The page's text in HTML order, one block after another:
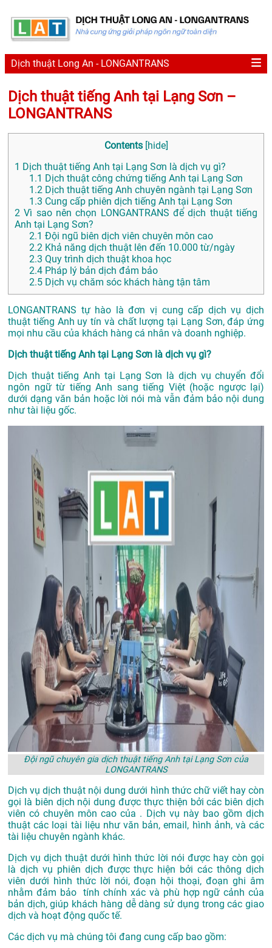
Dịch thuật Long An - LONGANTRANS
Dịch thuật tiếng Anh tại Lạng Sơn –
LONGANTRANS
Contents [hide]
1 Dịch thuật tiếng Anh tại Lạng Sơn là dịch vụ gì?
1.1 Dịch thuật công chứng tiếng Anh tại Lạng Sơn
1.2 Dịch thuật tiếng Anh chuyên ngành tại Lạng Sơn
1.3 Cung cấp phiên dịch tiếng Anh tại Lạng Sơn
2 Vì sao nên chọn LONGANTRANS để dịch thuật tiếng
Anh tại Lạng Sơn?
2.1 Đội ngũ biên dịch viên chuyên môn cao
2.2 Khả năng dịch thuật lên đến 10.000 từ/ngày
2.3 Quy trình dịch thuật khoa học
2.4 Pháp lý bản dịch đảm bảo
2.5 Dịch vụ chăm sóc khách hàng tận tâm
LONGANTRANS tự hào là đơn vị cung cấp dịch vụ dịch
thuật tiếng Anh uy tín và chất lượng tại Lạng Sơn, đáp ứng
mọi nhu cầu của khách hàng cá nhân và doanh nghiệp.
Dịch thuật tiếng Anh tại Lạng Sơn là dịch vụ gì?
Dịch thuật tiếng Anh tại Lạng Sơn là dịch vụ chuyển đổi
ngôn ngữ từ tiếng Anh sang tiếng Việt (hoặc ngược lại)
dưới dạng văn bản hoặc lời nói mà vẫn đảm bảo nội dung
như tài liệu gốc.
Đội ngũ chuyên gia dịch thuật tiếng Anh tại Lạng Sơn của
LONGANTRANS
Dịch vụ dịch thuật nội dung dưới hình thức chữ viết hay còn
gọi là biên dịch nội dung được thực thiện bởi các biên dịch
viên có chuyên môn cao của . Dịch vụ này bao gồm dịch
thuật các loại tài liệu như văn bản, email, hình ảnh, và các
tài liệu chuyên ngành khác.
Dịch vụ dịch thuật dưới hình thức lời nói được hay còn gọi
là dịch vụ phiên dịch được thực hiện bởi các thông dịch
viên dưới hình thức lời nói, đoạn hội thoại, đoạn ghi âm
nhằm đảm bảo tính chính xác và phù hợp ngữ cảnh của
bản dịch, giúp khách hàng dễ dàng sử dụng trong các giao
dịch và hoạt động quốc tế.
Các dịch vụ mà chúng tôi đang cung cấp bao gồm: